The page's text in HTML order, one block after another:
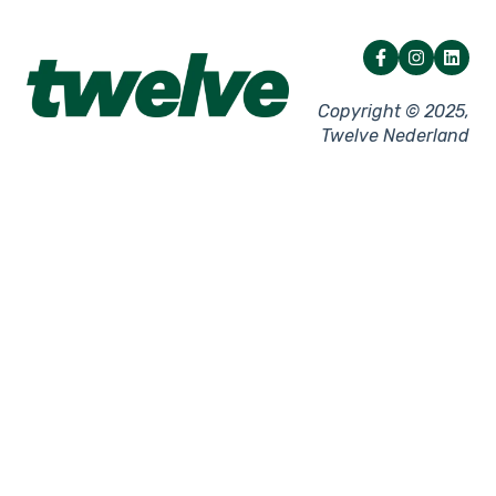
Storingen - Kassa
Storingen - Pin
Copyright © 2025,
Twelve Nederland